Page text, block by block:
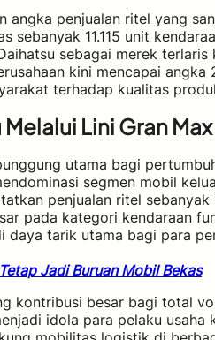
angka penjualan ritel yang
sebanyak 11.115 unit
sebagai merek
kini mencapai angka
terhadap kualitas
Lini Gran
utama bagi
segmen mobil
penjualan ritel
pada kategori kendaraan
daya tarik utama bagi para
Jadi Buruan Mobil Bekas
kontribusi besar bagi total
idola para pelaku usaha